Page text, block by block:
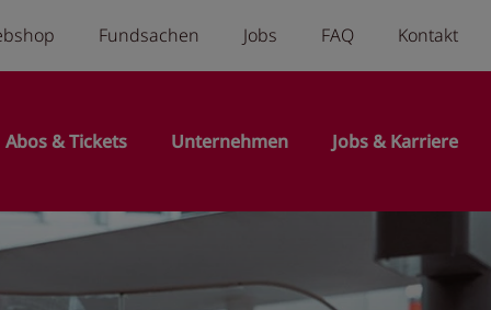
menu
Fundsachen Jobs FAQ Kontakt
Abos & Tickets Unternehmen Jobs & Karriere